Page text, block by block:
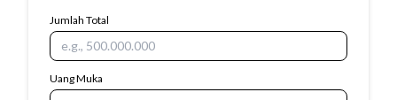
Jumlah Total
Uang Muka